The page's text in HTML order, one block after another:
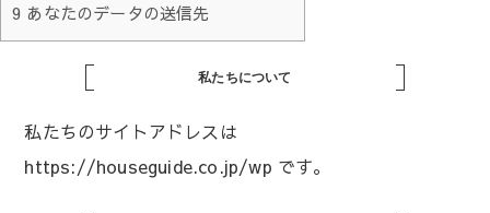
9 あなたのデータの送信先
私たちについて
私たちのサイトアドレスは
https://houseguide.co.jp/wp です。